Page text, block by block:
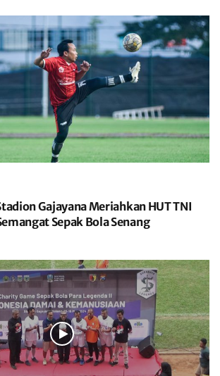
Gajayana Meriahkan HUT TNI
Sepak Bola Senang